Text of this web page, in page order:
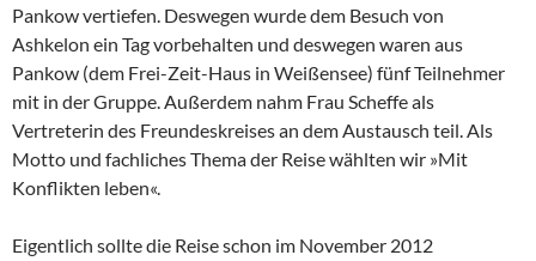
Pankow vertiefen. Deswegen wurde dem Besuch von
Ashkelon ein Tag vorbehalten und deswegen waren aus
Pankow (dem Frei-Zeit-Haus in Weißensee) fünf Teilnehmer
mit in der Gruppe. Außerdem nahm Frau Scheffe als
Vertreterin des Freundeskreises an dem Austausch teil. Als
Motto und fachliches Thema der Reise wählten wir »Mit
Konflikten leben«.
Eigentlich sollte die Reise schon im November 2012